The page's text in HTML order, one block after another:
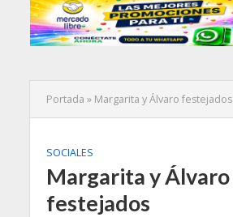
Portada » Margarita y Álvaro festejados
SOCIALES
Margarita y Álvaro
festejados